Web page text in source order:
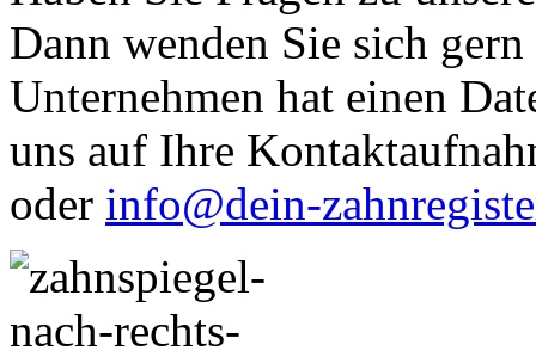
Dann wenden Sie sich
Unternehmen hat einen
uns auf Ihre
oder info@dein-